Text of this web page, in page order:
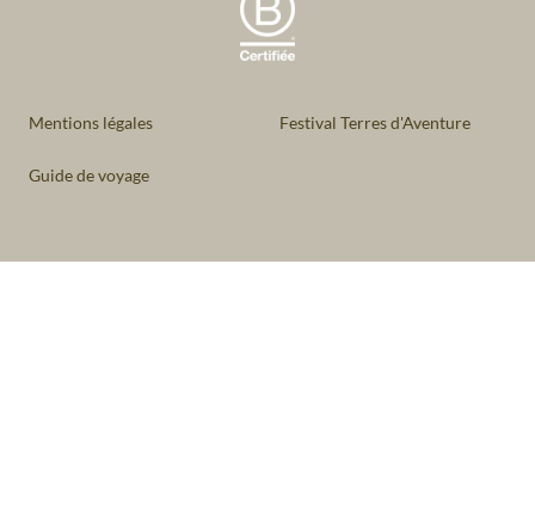
Mentions légales Festival Terres d'Aventure
Guide de voyage